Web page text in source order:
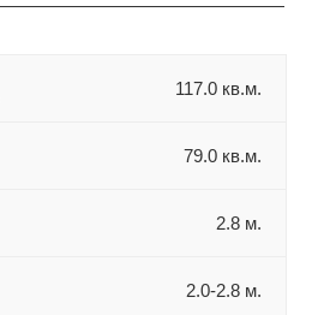
117.0 кв.м.
79.0 кв.м.
2.8 м.
2.0-2.8 м.